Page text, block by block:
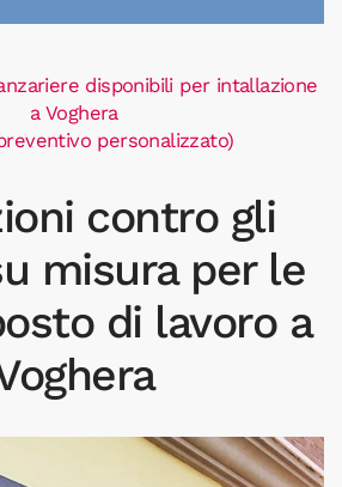
disponibili per intallazione
a Voghera
personalizzato)
contro gli
misura per le
di lavoro a